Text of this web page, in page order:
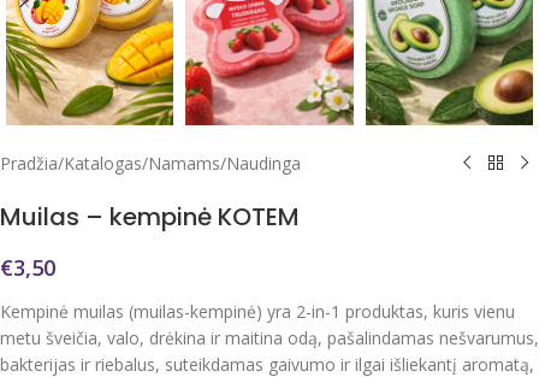
Pradžia/Katalogas/Namams/Naudinga
Muilas – kempinė KOTEM
€3,50
Kempinė muilas (muilas-kempinė) yra 2-in-1 produktas, kuris vienu
metu šveičia, valo, drėkina ir maitina odą, pašalindamas nešvarumus,
bakterijas ir riebalus, suteikdamas gaivumo ir ilgai išliekantį aromatą,